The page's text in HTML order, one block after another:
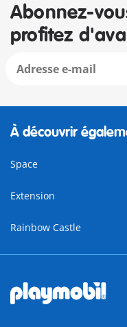
Abonnez-
profitez
À découvrir
Space
Extension
Rainbow Castle